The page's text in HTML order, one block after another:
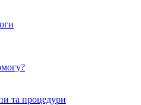
та процедури